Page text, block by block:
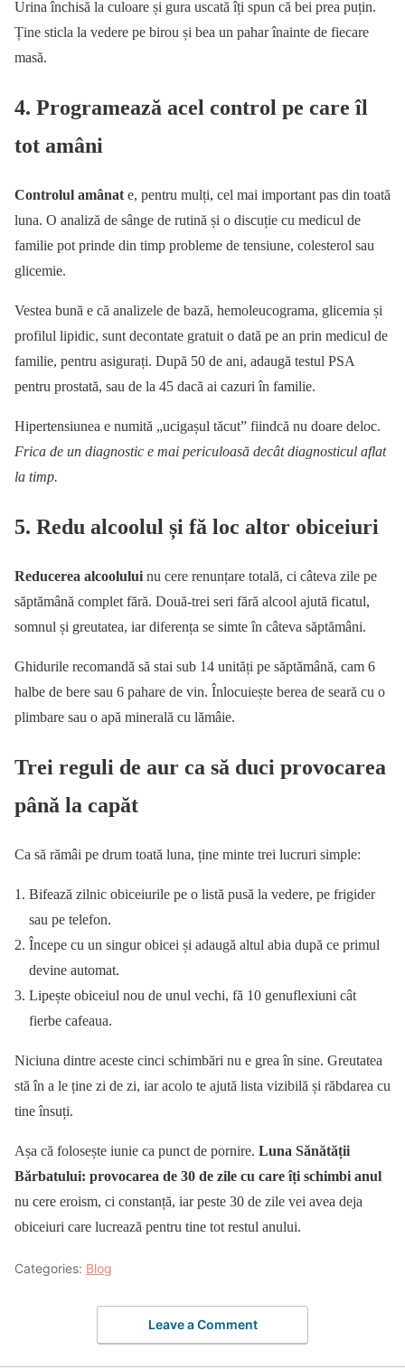
Urina închisă la culoare și gura uscată îți spun că bei prea puțin.
Ține sticla la vedere pe birou și bea un pahar înainte de fiecare
masă.
4. Programează acel control pe care îl
tot amâni
Controlul amânat e, pentru mulți, cel mai important pas din toată
luna. O analiză de sânge de rutină și o discuție cu medicul de
familie pot prinde din timp probleme de tensiune, colesterol sau
glicemie.
Vestea bună e că analizele de bază, hemoleucograma, glicemia și
profilul lipidic, sunt decontate gratuit o dată pe an prin medicul de
familie, pentru asigurați. După 50 de ani, adaugă testul PSA
pentru prostată, sau de la 45 dacă ai cazuri în familie.
Hipertensiunea e numită „ucigașul tăcut” fiindcă nu doare deloc.
Frica de un diagnostic e mai periculoasă decât diagnosticul aflat
la timp.
5. Redu alcoolul și fă loc altor obiceiuri
Reducerea alcoolului nu cere renunțare totală, ci câteva zile pe
săptămână complet fără. Două-trei seri fără alcool ajută ficatul,
somnul și greutatea, iar diferența se simte în câteva săptămâni.
Ghidurile recomandă să stai sub 14 unități pe săptămână, cam 6
halbe de bere sau 6 pahare de vin. Înlocuiește berea de seară cu o
plimbare sau o apă minerală cu lămâie.
Trei reguli de aur ca să duci provocarea
până la capăt
Ca să rămâi pe drum toată luna, ține minte trei lucruri simple:
Bifează zilnic obiceiurile pe o listă pusă la vedere, pe frigider
sau pe telefon.
Începe cu un singur obicei și adaugă altul abia după ce primul
devine automat.
Lipește obiceiul nou de unul vechi, fă 10 genuflexiuni cât
fierbe cafeaua.
Niciuna dintre aceste cinci schimbări nu e grea în sine. Greutatea
stă în a le ține zi de zi, iar acolo te ajută lista vizibilă și răbdarea cu
tine însuți.
Așa că folosește iunie ca punct de pornire. Luna Sănătății
Bărbatului: provocarea de 30 de zile cu care îți schimbi anul
nu cere eroism, ci constanță, iar peste 30 de zile vei avea deja
obiceiuri care lucrează pentru tine tot restul anului.
Categories: Blog
Leave a Comment